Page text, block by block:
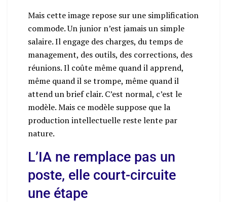
Mais cette image repose sur une simplification
commode. Un junior n’est jamais un simple
salaire. Il engage des charges, du temps de
management, des outils, des corrections, des
réunions. Il coûte même quand il apprend,
même quand il se trompe, même quand il
attend un brief clair. C’est normal, c’est le
modèle. Mais ce modèle suppose que la
production intellectuelle reste lente par
nature.
L’IA ne remplace pas un
poste, elle court-circuite
une étape